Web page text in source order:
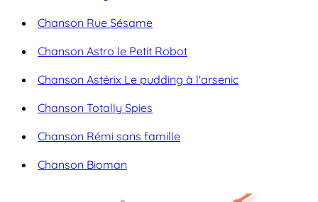
Chanson Rue Sésame
Chanson Astro le Petit Robot
Chanson Astérix Le pudding à l'arsenic
Chanson Totally Spies
Chanson Rémi sans famille
Chanson Bioman